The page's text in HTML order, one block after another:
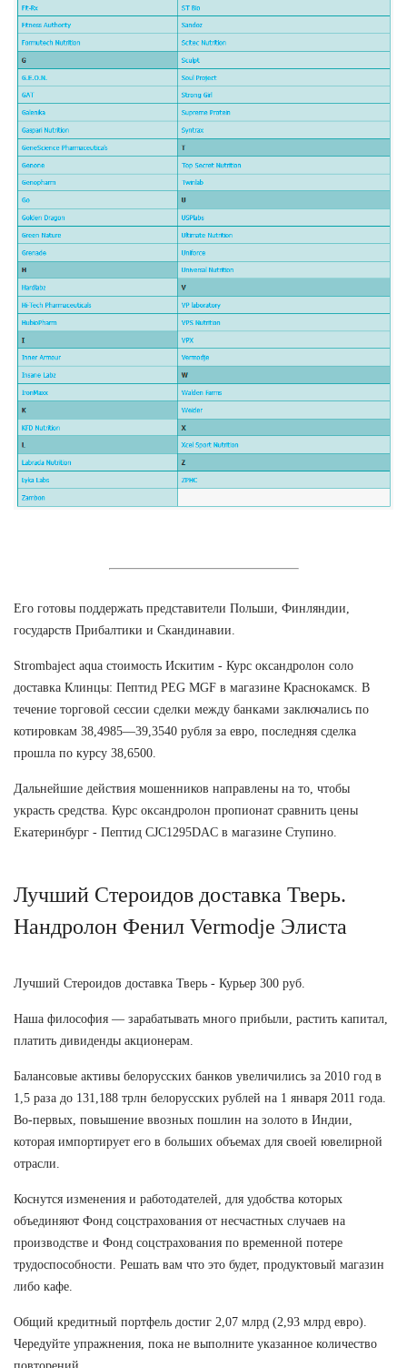
Его готовы поддержать представители Польши, Финляндии,
государств Прибалтики и Скандинавии.
Strombaject aqua стоимость Искитим - Курс оксандролон соло
доставка Клинцы: Пептид PEG MGF в магазине Краснокамск. В
течение торговой сессии сделки между банками заключались по
котировкам 38,4985—39,3540 рубля за евро, последняя сделка
прошла по курсу 38,6500.
Дальнейшие действия мошенников направлены на то, чтобы
украсть средства. Курс оксандролон пропионат сравнить цены
Екатеринбург - Пептид CJC1295DAC в магазине Ступино.
Лучший Стероидов доставка Тверь.
Нандролон Фенил Vermodje Элиста
Лучший Стероидов доставка Тверь - Курьер 300 руб.
Наша философия — зарабатывать много прибыли, растить капитал,
платить дивиденды акционерам.
Балансовые активы белорусских банков увеличились за 2010 год в
1,5 раза до 131,188 трлн белорусских рублей на 1 января 2011 года.
Во-первых, повышение ввозных пошлин на золото в Индии,
которая импортирует его в больших объемах для своей ювелирной
отрасли.
Коснутся изменения и работодателей, для удобства которых
объединяют Фонд соцстрахования от несчастных случаев на
производстве и Фонд соцстрахования по временной потере
трудоспособности. Решать вам что это будет, продуктовый магазин
либо кафе.
Общий кредитный портфель достиг 2,07 млрд (2,93 млрд евро).
Чередуйте упражнения, пока не выполните указанное количество